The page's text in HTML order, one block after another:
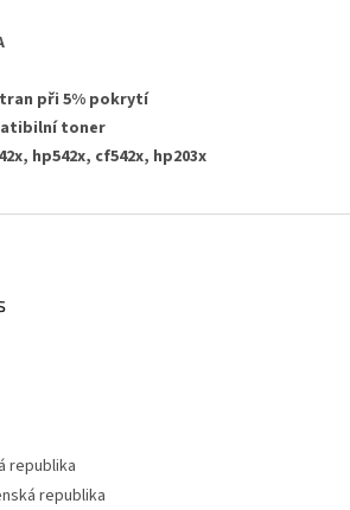
při 5% pokrytí
toner
hp542x, cf542x, hp203x
republika
republika